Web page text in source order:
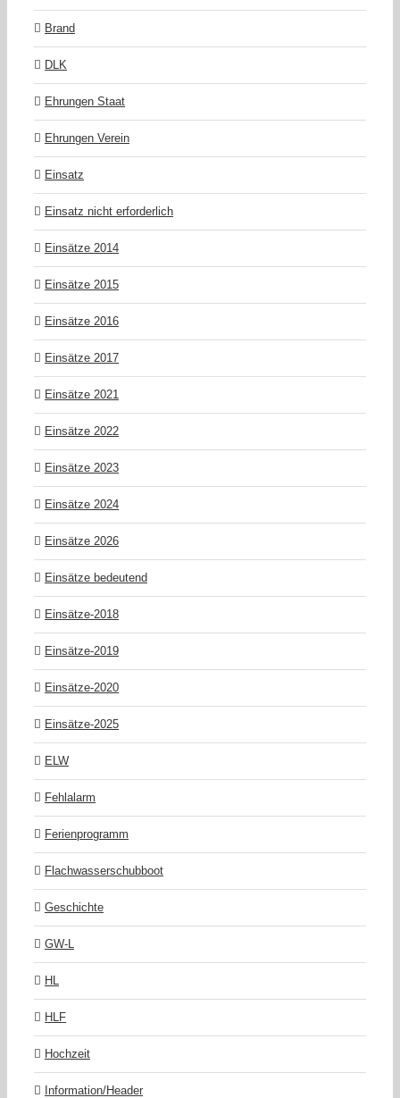
Brand
DLK
Ehrungen Staat
Ehrungen Verein
Einsatz
Einsatz nicht erforderlich
Einsätze 2014
Einsätze 2015
Einsätze 2016
Einsätze 2017
Einsätze 2021
Einsätze 2022
Einsätze 2023
Einsätze 2024
Einsätze 2026
Einsätze bedeutend
Einsätze-2018
Einsätze-2019
Einsätze-2020
Einsätze-2025
ELW
Fehlalarm
Ferienprogramm
Flachwasserschubboot
Geschichte
GW-L
HL
HLF
Hochzeit
Information/Header